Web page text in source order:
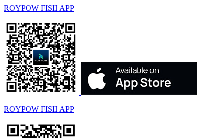
ROYPOW FISH APP
ROYPOW FISH APP